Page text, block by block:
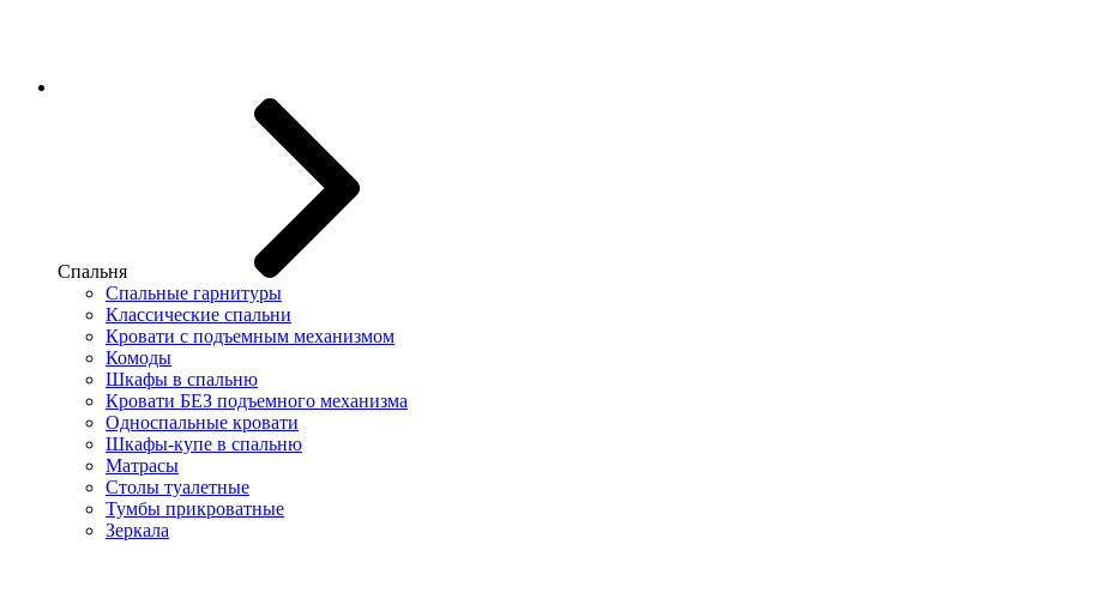
Спальня
Спальные гарнитуры
Классические спальни
Кровати с подъемным механизмом
Комоды
Шкафы в спальню
Кровати БЕЗ подъемного механизма
Односпальные кровати
Шкафы-купе в спальню
Матрасы
Столы туалетные
Тумбы прикроватные
Зеркала